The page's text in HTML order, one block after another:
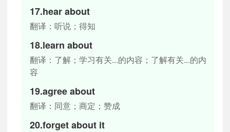
17.hear about
翻译：听说；得知
18.learn about
翻译：了解；学习有关...的内容；了解有关...的内
容
19.agree about
翻译：同意；商定；赞成
20.forget about it